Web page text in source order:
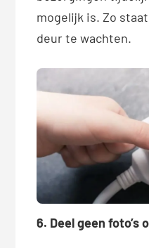
mogelijk is. Zo
deur te wachten.
6. Deel geen foto’s